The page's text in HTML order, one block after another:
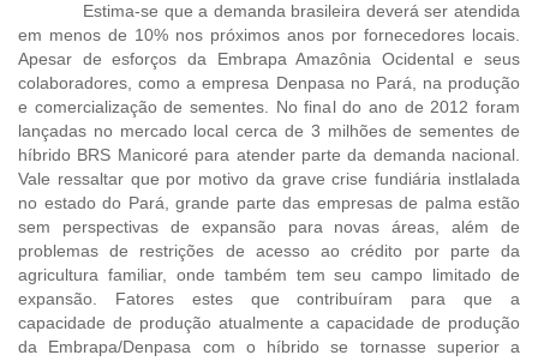
Estima-se que a demanda brasileira deverá ser atendida
em menos de 10% nos próximos anos por fornecedores locais.
Apesar de esforços da Embrapa Amazônia Ocidental e seus
colaboradores, como a empresa Denpasa no Pará, na produção
e comercialização de sementes. No final do ano de 2012 foram
lançadas no mercado local cerca de 3 milhões de sementes de
híbrido BRS Manicoré para atender parte da demanda nacional.
Vale ressaltar que por motivo da grave crise fundiária instlalada
no estado do Pará, grande parte das empresas de palma estão
sem perspectivas de expansão para novas áreas, além de
problemas de restrições de acesso ao crédito por parte da
agricultura familiar, onde também tem seu campo limitado de
expansão. Fatores estes que contribuíram para que a
capacidade de produção atualmente a capacidade de produção
da Embrapa/Denpasa com o híbrido se tornasse superior a